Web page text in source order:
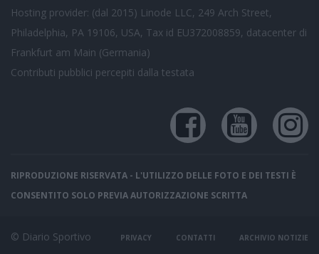
Hosting provider: (dal 2015) Linode LLC, 249 Arch Street,
Philadelphia, PA 19106, USA, Tax id EU372008859, datacenter di
Frankfurt am Main (Germania)
Contributi pubblici percepiti dalla testata
RIPRODUZIONE RISERVATA - L'UTILIZZO DELLE FOTO E DEI TESTI È
CONSENTITO SOLO PREVIA AUTORIZZAZIONE SCRITTA
© Diario Sportivo PRIVACY CONTATTI ARCHIVIO NOTIZIE